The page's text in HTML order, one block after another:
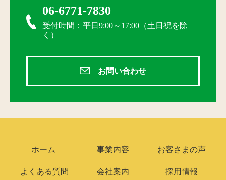
06-6771-7830
受付時間：平日9:00～17:00（土日祝を除
く）
お問い合わせ
ホーム 事業内容 お客さまの声
よくある質問 会社案内 採用情報